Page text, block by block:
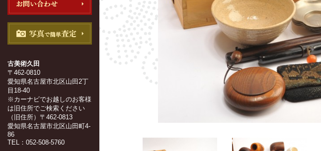
古美術久田
〒462-0810
愛知県名古屋市北区山田2丁
目18-40
※カーナビでお越しのお客様
は旧住所でご検索ください
（旧住所）〒462-0813
愛知県名古屋市北区山田町4-
86
TEL：052-508-5760